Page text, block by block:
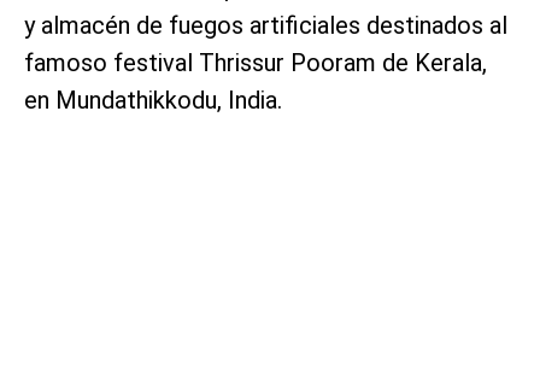
y almacén de fuegos artificiales destinados al
famoso festival Thrissur Pooram de Kerala,
en Mundathikkodu, India.